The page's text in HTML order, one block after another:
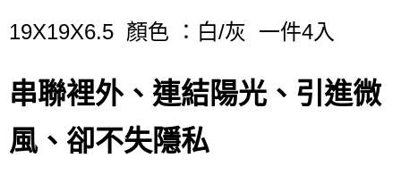
19X19X6.5 顏色 ：白/灰 一件4入
串聯裡外、連結陽光、引進微
風、卻不失隱私